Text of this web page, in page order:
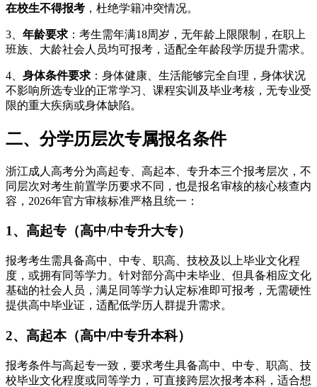
在校生不得报考 ，杜绝学籍冲突情况。
3、 年龄要求 ：考生需年满18周岁，无年龄上限限制，在职上
班族、大龄社会人员均可报考，适配全年龄段学历提升需求。
4、 身体条件要求 ：身体健康、生活能够完全自理，身体状况
不影响所选专业的正常学习、课程实训及毕业考核，无专业受
限的重大疾病或身体缺陷。
二、分学历层次专属报名条件
浙江成人高考分为高起专、高起本、专升本三个报考层次，不
同层次对考生前置学历要求不同，也是报名审核的核心核查内
容，2026年官方审核标准严格且统一：
1、高起专（高中/中专升大专）
报考考生需具备高中、中专、职高、技校及以上毕业文化程
度，或拥有同等学力。针对部分高中未毕业、但具备相应文化
基础的社会人员，满足同等学力认定标准即可报考，无需硬性
提供高中毕业证，适配低学历人群提升需求。
2、高起本（高中/中专升本科）
报考条件与高起专一致，要求考生具备高中、中专、职高、技
校毕业文化程度或同等学力，可直接跨层次报考本科，适合想